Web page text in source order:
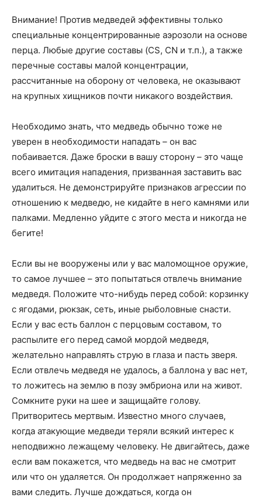
Внимание! Против медведей эффективны только
специальные концентрированные аэрозоли на основе
перца. Любые другие составы (CS, CN и т.п.), а также
перечные составы малой концентрации,
рассчитанные на оборону от человека, не оказывают
на крупных хищников почти никакого воздействия.
Необходимо знать, что медведь обычно тоже не
уверен в необходимости нападать – он вас
побаивается. Даже броски в вашу сторону – это чаще
всего имитация нападения, призванная заставить вас
удалиться. Не демонстрируйте признаков агрессии по
отношению к медведю, не кидайте в него камнями или
палками. Медленно уйдите с этого места и никогда не
бегите!
Если вы не вооружены или у вас маломощное оружие,
то самое лучшее – это попытаться отвлечь внимание
медведя. Положите что-нибудь перед собой: корзинку
с ягодами, рюкзак, сеть, иные рыболовные снасти.
Если у вас есть баллон с перцовым составом, то
распылите его перед самой мордой медведя,
желательно направлять струю в глаза и пасть зверя.
Если отвлечь медведя не удалось, а баллона у вас нет,
то ложитесь на землю в позу эмбриона или на живот.
Сомкните руки на шее и защищайте голову.
Притворитесь мертвым. Известно много случаев,
когда атакующие медведи теряли всякий интерес к
неподвижно лежащему человеку. Не двигайтесь, даже
если вам покажется, что медведь на вас не смотрит
или что он удаляется. Он продолжает напряженно за
вами следить. Лучше дождаться, когда он